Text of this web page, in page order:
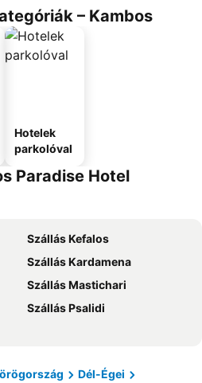
– Kambos
Hotelek
parkolóval
Paradise Hotel
Szállás Kefalos
Szállás Kardamena
Szállás Mastichari
Szállás Psalidi
Dél-Égei